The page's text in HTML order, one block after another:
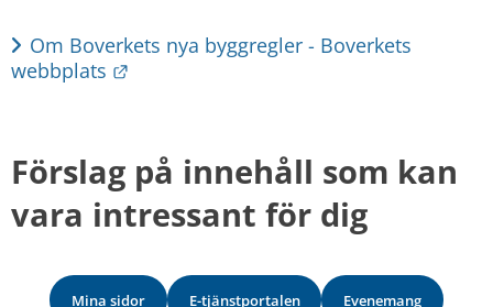
Om Boverkets nya byggregler - Boverkets
webbplats
Förslag på innehåll som kan
vara intressant för dig
Mina sidor E-tjänstportalen Evenemang